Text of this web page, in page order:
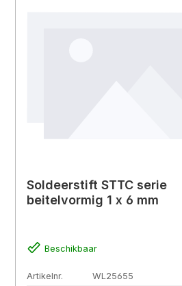
Soldeerstift STTC serie
beitelvormig 1 x 6 mm
Beschikbaar
Artikelnr. WL25655